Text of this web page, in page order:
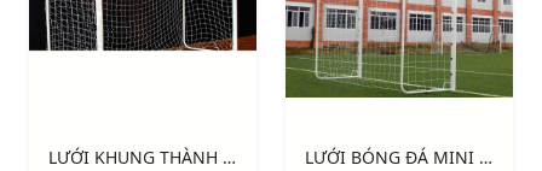
LƯỚI KHUNG THÀNH 5 NGƯỜI 233120 LƯỚI BÓNG ĐÁ MINI và BÓNG NÉM S16882W